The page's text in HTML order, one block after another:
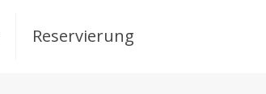
Reservierung